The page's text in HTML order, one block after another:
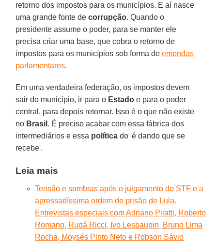
retorno dos impostos para os municípios. E aí nasce
uma grande fonte decorrupção. Quando o
presidente assume o poder, para se manter ele
precisa criar uma base, que cobra o retorno de
impostos para os municípios sob forma deemendas
parlamentares.
Em uma verdadeira federação, os impostos devem
sair do município, ir para o Estado e para o poder
central, para depois retornar. Isso é o que não existe
no Brasil . É preciso acabar com essa fábrica dos
intermediários e essa política do 'é dando que se
recebe'.
Leia mais
Tensão e sombras após o julgamento do STF e a
apressadíssima ordem de prisão de Lula.
Entrevistas especiais com Adriano Pilatti, Roberto
Romano, Rudá Ricci, Ivo Lesbaupin, Bruno Lima
Rocha, Moysés Pinto Neto e Robson Sávio